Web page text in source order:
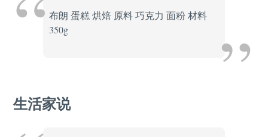
布朗 蛋糕 烘焙 原料 巧克力 面粉 材料
350g
生活家说